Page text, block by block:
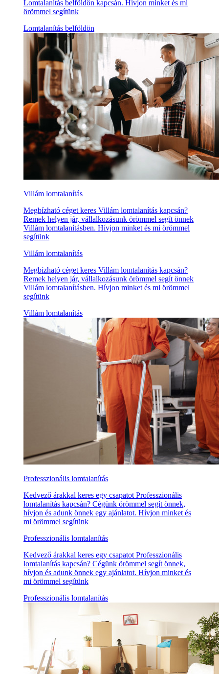
Lomtalanítás belföldön kapcsán. Hívjon minket és mi
örömmel segítünk
Lomtalanítás belföldön
Villám lomtalanítás
Megbízható céget keres Villám lomtalanítás kapcsán?
Remek helyen jár, vállalkozásunk örömmel segít önnek
Villám lomtalanításben. Hívjon minket és mi örömmel
segítünk
Villám lomtalanítás
Megbízható céget keres Villám lomtalanítás kapcsán?
Remek helyen jár, vállalkozásunk örömmel segít önnek
Villám lomtalanításben. Hívjon minket és mi örömmel
segítünk
Villám lomtalanítás
Professzionális lomtalanítás
Kedvező árakkal keres egy csapatot Professzionális
lomtalanítás kapcsán? Cégünk örömmel segít önnek,
hívjon és adunk önnek egy ajánlatot. Hívjon minket és
mi örömmel segítünk
Professzionális lomtalanítás
Kedvező árakkal keres egy csapatot Professzionális
lomtalanítás kapcsán? Cégünk örömmel segít önnek,
hívjon és adunk önnek egy ajánlatot. Hívjon minket és
mi örömmel segítünk
Professzionális lomtalanítás